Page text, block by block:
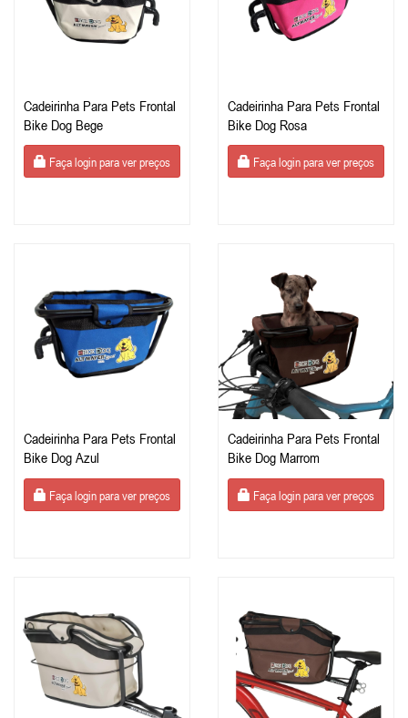
Cadeirinha Para Pets Frontal
Bike Dog Bege
Faça login para ver preços
Cadeirinha Para Pets Frontal
Bike Dog Rosa
Faça login para ver preços
Cadeirinha Para Pets Frontal
Bike Dog Azul
Faça login para ver preços
Cadeirinha Para Pets Frontal
Bike Dog Marrom
Faça login para ver preços